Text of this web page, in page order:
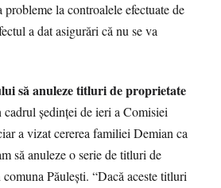
probleme la controalele efectuate de
a dat asigurări că nu se va
să anuleze titluri de proprietate
şedinţei de ieri a Comisiei
a vizat cererea familiei Demian ca
să anuleze o serie de titluri de
Păuleşti. “Dacă aceste titluri